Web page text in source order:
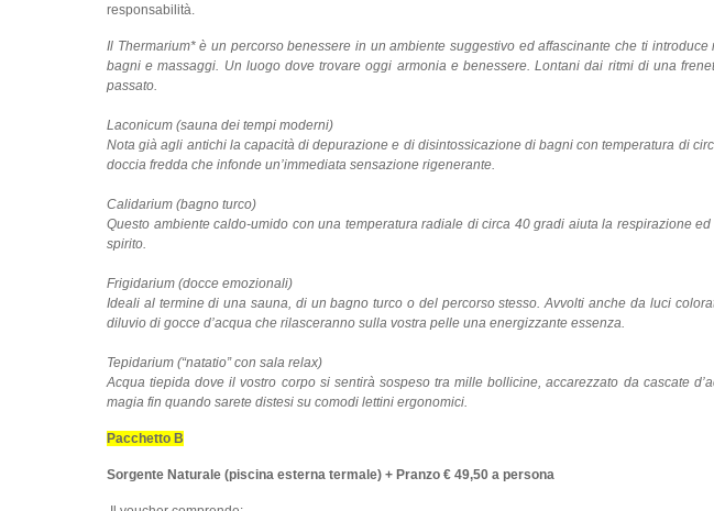
responsabilità.
Il Thermarium* è un percorso benessere in un ambiente suggestivo ed affascinante che ti
bagni e massaggi. Un luogo dove trovare oggi armonia e benessere. Lontani dai ritmi di una
passato.
Laconicum (sauna dei tempi moderni)
Nota già agli antichi la capacità di depurazione e di disintossicazione di bagni con temperatura di
doccia fredda che infonde un’immediata sensazione rigenerante.
Calidarium (bagno turco)
Questo ambiente caldo-umido con una temperatura radiale di circa 40 gradi aiuta la respirazione
spirito.
Frigidarium (docce emozionali)
Ideali al termine di una sauna, di un bagno turco o del percorso stesso. Avvolti anche da luci
diluvio di gocce d’acqua che rilasceranno sulla vostra pelle una energizzante essenza.
Tepidarium (“natatio” con sala relax)
Acqua tiepida dove il vostro corpo si sentirà sospeso tra mille bollicine, accarezzato da cascate
magia fin quando sarete distesi su comodi lettini ergonomici.
Pacchetto B
Sorgente Naturale (piscina esterna termale) + Pranzo € 49,50 a persona